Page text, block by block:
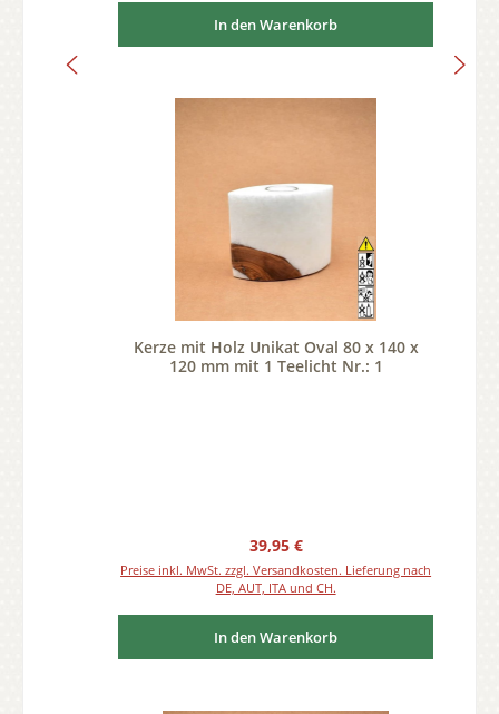
In den Warenkorb
Kerze mit Holz Unikat Oval 80 x 140 x
120 mm mit 1 Teelicht Nr.: 1
Regulärer Preis:
39,95 €
Preise inkl. MwSt. zzgl. Versandkosten. Lieferung nach
DE, AUT, ITA und CH.
In den Warenkorb